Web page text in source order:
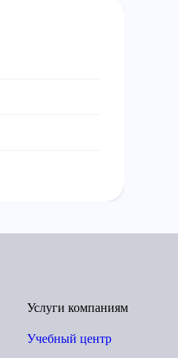
Услуги компаниям
Учебный центр